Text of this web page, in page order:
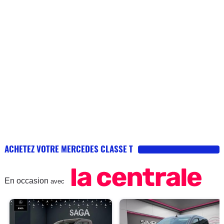
ACHETEZ VOTRE MERCEDES CLASSE T
En occasion avec